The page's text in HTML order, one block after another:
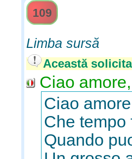
109
Limba sursă
Această
Ciao
Ciao
Che tempo
Quando